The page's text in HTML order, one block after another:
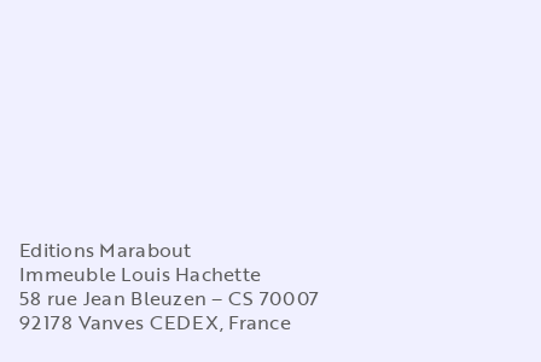
Editions Marabout
Immeuble Louis Hachette
58 rue Jean Bleuzen – CS 70007
92178 Vanves CEDEX, France